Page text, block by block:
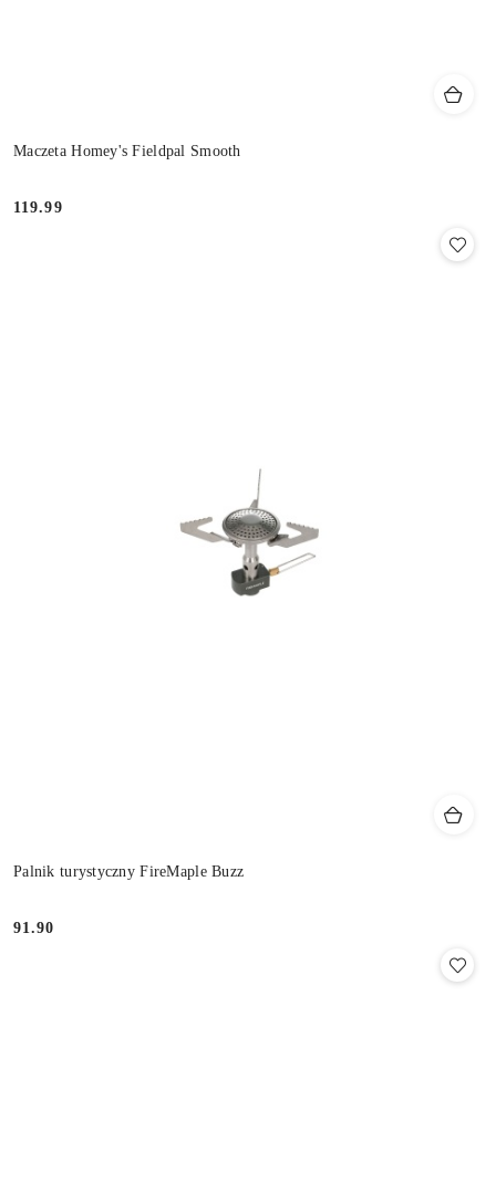
Maczeta Homey's Fieldpal Smooth
Cena:
119.99
Palnik turystyczny FireMaple Buzz
Cena:
91.90